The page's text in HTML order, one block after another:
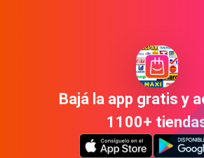
Bajá la app gratis y
1100+